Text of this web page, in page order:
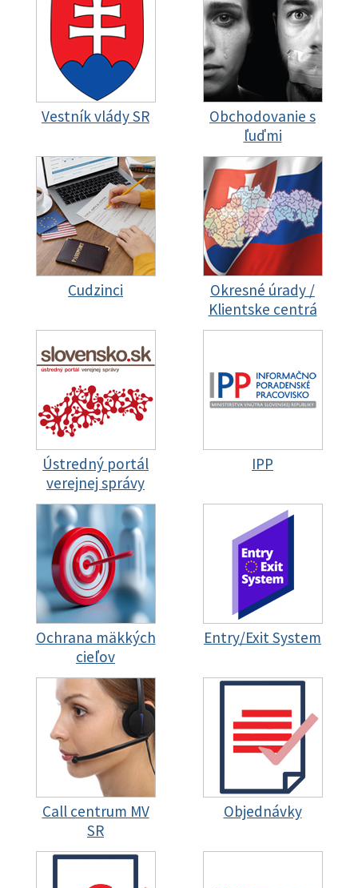
Vestník vlády SR
Obchodovanie s
ľuďmi
Cudzinci
Okresné úrady /
Klientske centrá
Ústredný portál
verejnej správy
IPP
Ochrana mäkkých
cieľov
Entry/Exit System
Call centrum MV
SR
Objednávky